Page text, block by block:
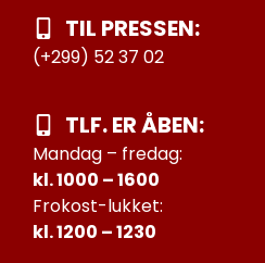
TIL PRESSEN:
(+299) 52 37 02
TLF. ER ÅBEN:
Mandag – fredag:
kl. 1000 – 1600
Frokost-lukket:
kl. 1200 – 1230